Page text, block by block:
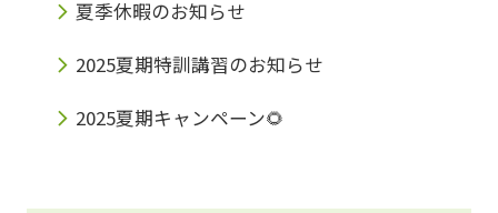
夏季休暇のお知らせ
2025夏期特訓講習のお知らせ
2025夏期キャンペーン🌻